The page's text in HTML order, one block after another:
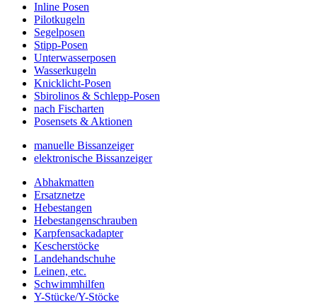
Inline Posen
Pilotkugeln
Segelposen
Stipp-Posen
Unterwasserposen
Wasserkugeln
Knicklicht-Posen
Sbirolinos & Schlepp-Posen
nach Fischarten
Posensets & Aktionen
manuelle Bissanzeiger
elektronische Bissanzeiger
Abhakmatten
Ersatznetze
Hebestangen
Hebestangenschrauben
Karpfensackadapter
Kescherstöcke
Landehandschuhe
Leinen, etc.
Schwimmhilfen
Y-Stücke/Y-Stöcke